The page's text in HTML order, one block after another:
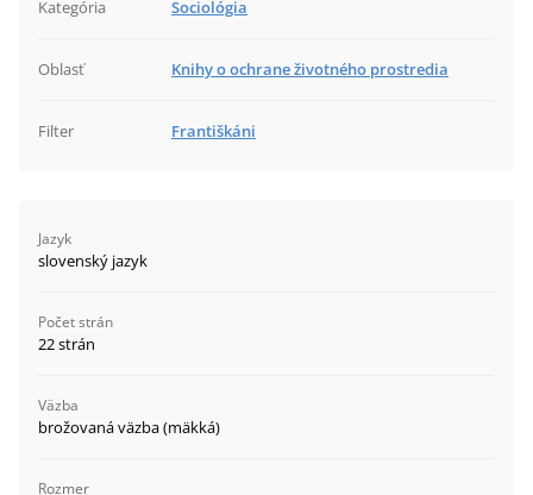
Kategória Sociológia
Oblasť Knihy o ochrane životného prostredia
Filter Františkáni
Jazyk
slovenský jazyk
Počet strán
22 strán
Väzba
brožovaná väzba (mäkká)
Rozmer